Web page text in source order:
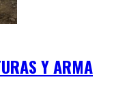
Y ARMA